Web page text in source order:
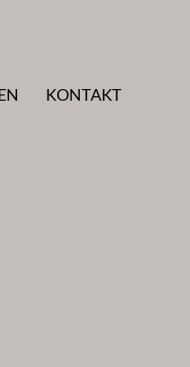
KONTAKT